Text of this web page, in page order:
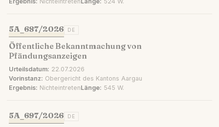
5A_687/2026 DE
Öffentliche Bekanntmachung von
Pfändungsanzeigen
Urteilsdatum: 22.07.2026
Vorinstanz: Obergericht des Kantons Aargau
Ergebnis: NichteintretenLänge: 545 W.
5A_697/2026 DE